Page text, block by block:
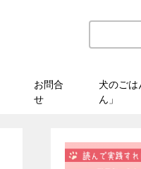
お問合
せ
犬のごは
ん」